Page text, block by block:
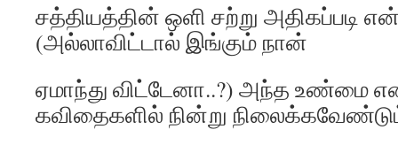
சத்தியத்தின் ஒளி சற்று அதிகப்படி
(அல்லாவிட்டால் இங்கும் நான்
ஏமாந்து விட்டேனா..?) அந்த உண்மை
கவிதைகளில் நின்று